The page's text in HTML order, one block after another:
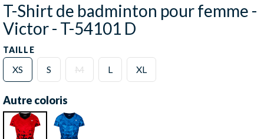
T-Shirt de badminton pour femme -
Victor - T-54101 D
TAILLE
XS S M L XL
Autre coloris